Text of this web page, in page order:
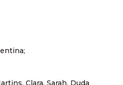
Clara, Sarah, Duda